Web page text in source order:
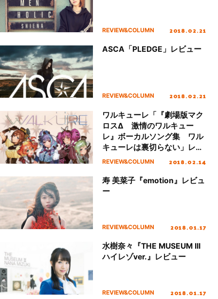
REVIEW&COLUMN 2018.02.21
ASCA「PLEDGE」レビュー
REVIEW&COLUMN 2018.02.21
ワルキューレ「『劇場版マク
ロスΔ 激情のワルキュー
レ』ボーカルソング集 ワル
キューレは裏切らない」レビ
ュー
REVIEW&COLUMN 2018.02.14
寿 美菜子『emotion』レビュ
ー
REVIEW&COLUMN 2018.01.17
水樹奈々『THE MUSEUM III
ハイレゾver.』レビュー
REVIEW&COLUMN 2018.01.17